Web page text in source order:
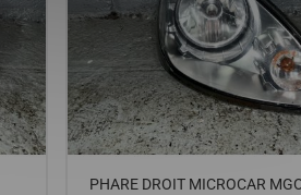
PHARE DROIT MICROCAR